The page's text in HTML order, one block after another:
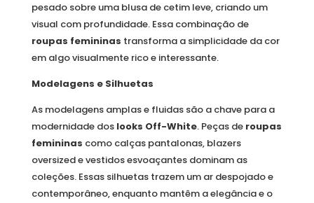
pesado sobre uma blusa de cetim leve, criando um
visual com profundidade. Essa combinação de
roupas femininas transforma a simplicidade da cor
em algo visualmente rico e interessante.
Modelagens e Silhuetas
As modelagens amplas e fluidas são a chave para a
modernidade dos looks Off-White. Peças de roupas
femininas como calças pantalonas, blazers
oversized e vestidos esvoaçantes dominam as
coleções. Essas silhuetas trazem um ar despojado e
contemporâneo, enquanto mantêm a elegância e o